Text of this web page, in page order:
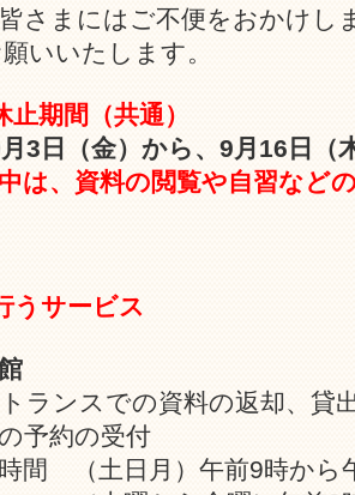
さまにはご不便をおかけし
いいたします。
止期間（共通）
3日（金）から、9月16日（
は、資料の閲覧や自習など
うサービス
ンスでの資料の返却、貸
約の受付
（土日月）午前9時から